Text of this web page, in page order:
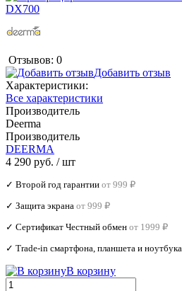
Отзывов: 0
Добавить отзыв
Характеристики:
Все характеристики
Производитель
Deerma
Производитель
DEERMA
4 290 руб. / шт
✓ Второй год гарантии от 999 ₽
✓ Защита экрана от 999 ₽
✓ Сертификат Честный обмен от 1999 ₽
✓ Trade‑in смартфона, планшета и ноутбука
В корзину